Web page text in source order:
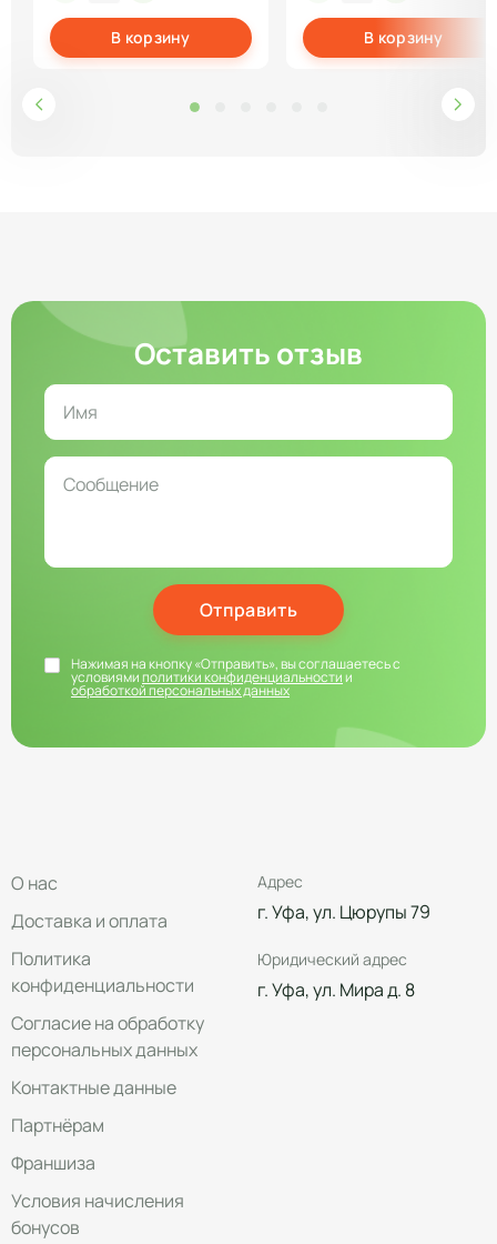
В корзину В корзину
Оставить отзыв
Отправить
Нажимая на кнопку «Отправить», вы соглашаетесь с
условиямиполитики конфиденциальностии
обработкой персональных данных
О нас
Доставка и оплата
Политика
конфиденциальности
Согласие на обработку
персональных данных
Контактные данные
Партнёрам
Франшиза
Условия начисления
бонусов
Адрес
г. Уфа, ул. Цюрупы 79
Юридический адрес
г. Уфа, ул. Мира д. 8